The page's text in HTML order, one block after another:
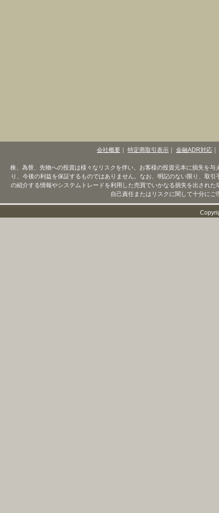
会社概要 特定商取引表示 金融ADR対応
株、為替、先物への投資は様々なリスクを伴い、お客様の投資元本に損失を
り、今後の利益を保証するものではありません。なお、明記のない限り、取
の紹介する情報やシステムトレードを利用した売買でいかなる損失を出され
自己責任またはリスクに関して十分に